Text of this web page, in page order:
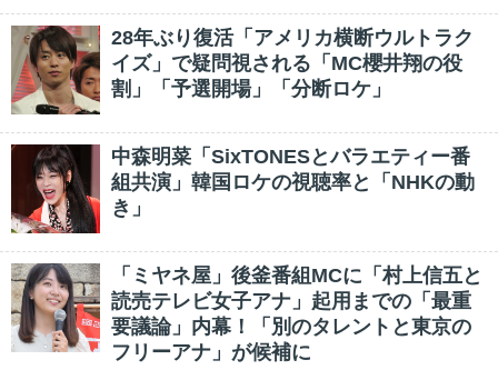
28年ぶり復活「アメリカ横断ウルトラク
イズ」で疑問視される「MC櫻井翔の役
割」「予選開場」「分断ロケ」
中森明菜「SixTONESとバラエティー番
組共演」韓国ロケの視聴率と「NHKの動
き」
「ミヤネ屋」後釜番組MCに「村上信五と
読売テレビ女子アナ」起用までの「最重
要議論」内幕！「別のタレントと東京の
フリーアナ」が候補に